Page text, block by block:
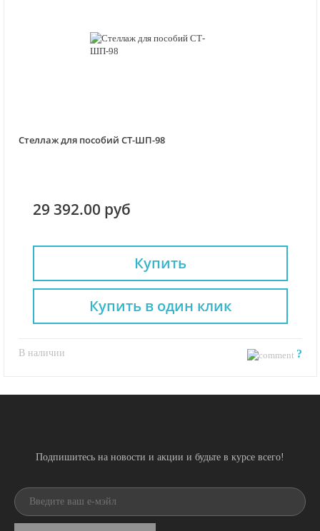
Стеллаж для пособий СТ-ШП-98
29 392.00 руб
Купить
В наличии ?
Купить в один клик
Подпишитесь на новости и акции и будьте в курсе всего!